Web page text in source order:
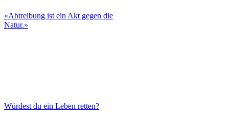
«Abtreibung ist ein Akt gegen die
Natur.»
Würdest du ein Leben retten?